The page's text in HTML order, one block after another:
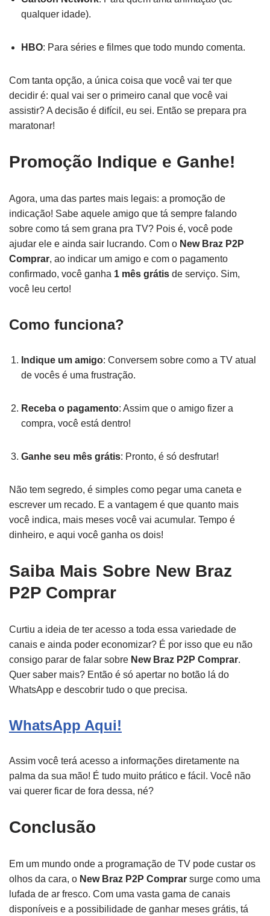
qualquer idade).
HBO: Para séries e filmes que todo mundo comenta.
Com tanta opção, a única coisa que você vai ter que
decidir é: qual vai ser o primeiro canal que você vai
assistir? A decisão é difícil, eu sei. Então se prepara pra
maratonar!
Promoção Indique e Ganhe!
Agora, uma das partes mais legais: a promoção de
indicação! Sabe aquele amigo que tá sempre falando
sobre como tá sem grana pra TV? Pois é, você pode
ajudar ele e ainda sair lucrando. Com o New Braz P2P
Comprar, ao indicar um amigo e com o pagamento
confirmado, você ganha 1 mês grátis de serviço. Sim,
você leu certo!
Como funciona?
Indique um amigo: Conversem sobre como a TV atual
de vocês é uma frustração.
Receba o pagamento: Assim que o amigo fizer a
compra, você está dentro!
Ganhe seu mês grátis: Pronto, é só desfrutar!
Não tem segredo, é simples como pegar uma caneta e
escrever um recado. E a vantagem é que quanto mais
você indica, mais meses você vai acumular. Tempo é
dinheiro, e aqui você ganha os dois!
Saiba Mais Sobre New Braz
P2P Comprar
Curtiu a ideia de ter acesso a toda essa variedade de
canais e ainda poder economizar? É por isso que eu não
consigo parar de falar sobre New Braz P2P Comprar.
Quer saber mais? Então é só apertar no botão lá do
WhatsApp e descobrir tudo o que precisa.
WhatsApp Aqui!
Assim você terá acesso a informações diretamente na
palma da sua mão! É tudo muito prático e fácil. Você não
vai querer ficar de fora dessa, né?
Conclusão
Em um mundo onde a programação de TV pode custar os
olhos da cara, o New Braz P2P Comprar surge como uma
lufada de ar fresco. Com uma vasta gama de canais
disponíveis e a possibilidade de ganhar meses grátis, tá